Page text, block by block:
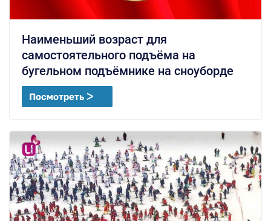
Наименьший возраст для
самостоятельного подъёма на
бугельном подъёмнике на сноуборде
Посмотреть ᐳ